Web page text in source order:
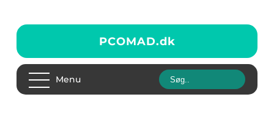
PCOMAD.dk
Menu